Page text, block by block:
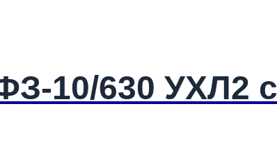
10/630 УХЛ2